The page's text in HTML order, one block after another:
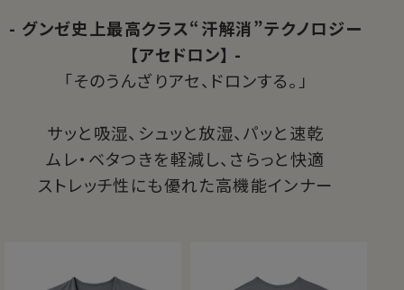
- グンゼ史上最高クラス“汗解消”テクノロジー
【アセドロン】 -
「そのうんざりアセ、ドロンする。」
サッと吸湿、シュッと放湿、パッと速乾
ムレ・ベタつきを軽減し、さらっと快適
ストレッチ性にも優れた高機能インナー